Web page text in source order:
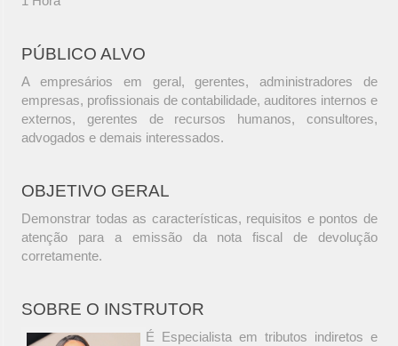
PÚBLICO ALVO
A empresários em geral, gerentes, administradores de
empresas, profissionais de contabilidade, auditores internos e
externos, gerentes de recursos humanos, consultores,
advogados e demais interessados.
OBJETIVO GERAL
Demonstrar todas as características, requisitos e pontos de
atenção para a emissão da nota fiscal de devolução
corretamente.
SOBRE O INSTRUTOR
É Especialista em tributos indiretos e